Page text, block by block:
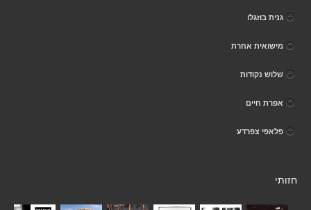
גנית בוזגלו
מישואית אחרת
שלוש נקודות
אפרת חיים
פלאפי צפרדע
חזותי